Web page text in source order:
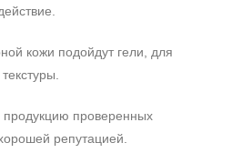
кожи подойдут гели, для
проверенных
репутацией.